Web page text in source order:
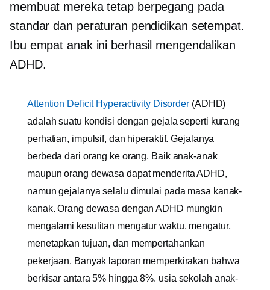
membuat mereka tetap berpegang pada
standar dan peraturan pendidikan setempat.
Ibu empat anak ini berhasil mengendalikan
ADHD.
Attention Deficit Hyperactivity Disorder (ADHD)
adalah suatu kondisi dengan gejala seperti kurang
perhatian, impulsif, dan hiperaktif. Gejalanya
berbeda dari orang ke orang. Baik anak-anak
maupun orang dewasa dapat menderita ADHD,
namun gejalanya selalu dimulai pada masa kanak-
kanak. Orang dewasa dengan ADHD mungkin
mengalami kesulitan mengatur waktu, mengatur,
menetapkan tujuan, dan mempertahankan
pekerjaan. Banyak laporan memperkirakan bahwa
berkisar antara 5% hingga 8%. usia sekolah anak-